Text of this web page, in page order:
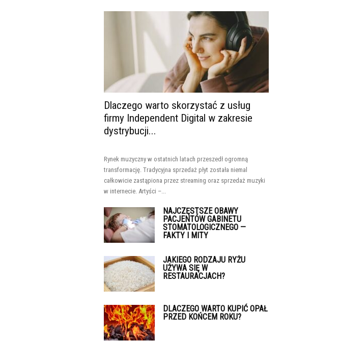
Dlaczego warto skorzystać z usług
firmy Independent Digital w zakresie
dystrybucji...
Rynek muzyczny w ostatnich latach przeszedł ogromną
transformację. Tradycyjna sprzedaż płyt została niemal
całkowicie zastąpiona przez streaming oraz sprzedaż muzyki
w internecie. Artyści –...
NAJCZĘSTSZE OBAWY
PACJENTÓW GABINETU
STOMATOLOGICZNEGO —
FAKTY I MITY
JAKIEGO RODZAJU RYŻU
UŻYWA SIĘ W
RESTAURACJACH?
DLACZEGO WARTO KUPIĆ OPAŁ
PRZED KOŃCEM ROKU?